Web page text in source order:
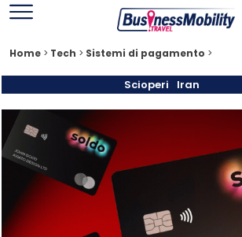
Home > Tech > Sistemi di pagamento >
Scioperi Iran